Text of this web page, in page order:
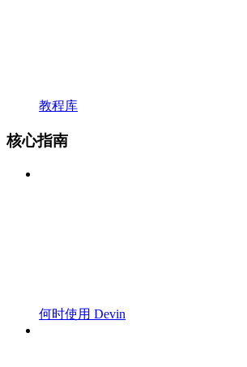
教程库
核心指南
何时使用 Devin